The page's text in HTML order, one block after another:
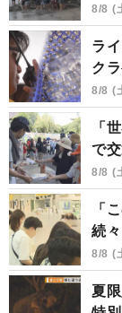
8/8 (
ラ
ク
8/8 (
「
で
8/8 (
「
続
8/8 (
夏